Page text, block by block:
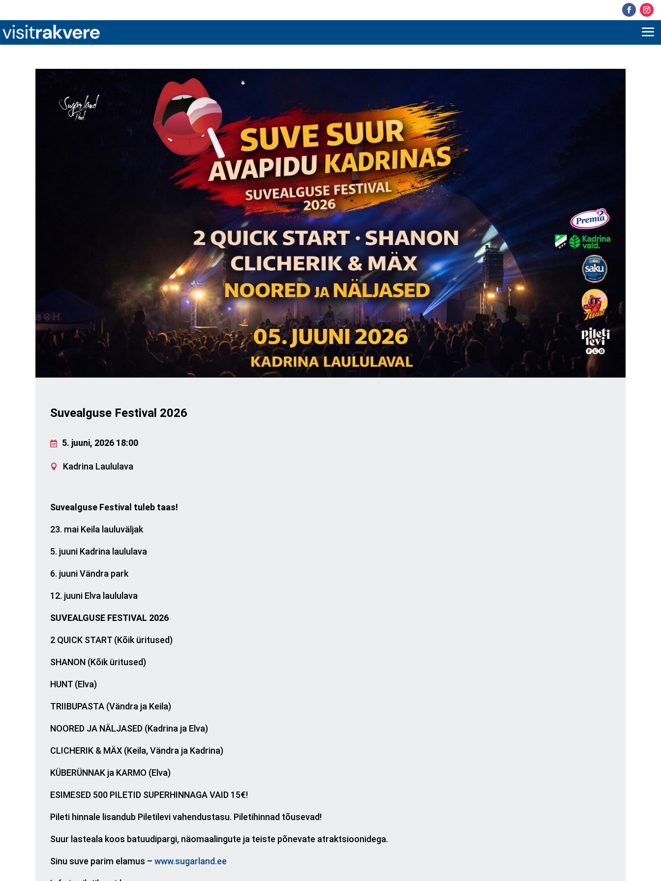
Suvealguse Festival 2026
5. juuni, 2026 18:00
Kadrina Laululava
Suvealguse Festival tuleb taas!
23. mai Keila lauluväljak
5. juuni Kadrina laululava
6. juuni Vändra park
12. juuni Elva laululava
SUVEALGUSE FESTIVAL 2026
2 QUICK START (Kõik üritused)
SHANON (Kõik üritused)
HUNT (Elva)
TRIIBUPASTA (Vändra ja Keila)
NOORED JA NÄLJASED (Kadrina ja Elva)
CLICHERIK & MÄX (Keila, Vändra ja Kadrina)
KÜBERÜNNAK ja KARMO (Elva)
ESIMESED 500 PILETID SUPERHINNAGA VAID 15€!
Pileti hinnale lisandub Piletilevi vahendustasu. Piletihinnad tõusevad!
Suur lasteala koos batuudipargi, näomaalingute ja teiste põnevate atraktsioonidega.
Sinu suve parim elamus – www.sugarland.ee